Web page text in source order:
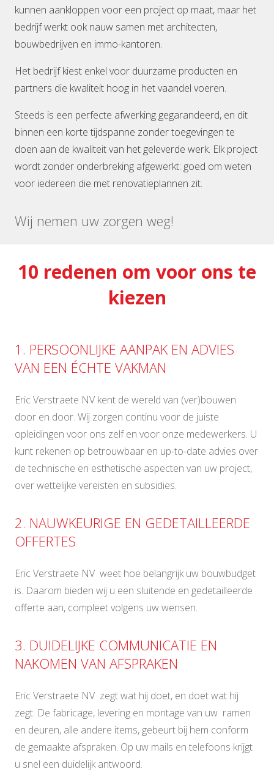
kunnen aankloppen voor een project op maat, maar het
bedrijf werkt ook nauw samen met architecten,
bouwbedrijven en immo-kantoren.
Het bedrijf kiest enkel voor duurzame producten en
partners die kwaliteit hoog in het vaandel voeren.
Steeds is een perfecte afwerking gegarandeerd, en dit
binnen een korte tijdspanne zonder toegevingen te
doen aan de kwaliteit van het geleverde werk. Elk project
wordt zonder onderbreking afgewerkt: goed om weten
voor iedereen die met renovatieplannen zit.
Wij nemen uw zorgen weg!
10 redenen om voor ons te
kiezen
1. PERSOONLIJKE AANPAK EN ADVIES
VAN EEN ÉCHTE VAKMAN
Eric Verstraete NV kent de wereld van (ver)bouwen
door en door. Wij zorgen continu voor de juiste
opleidingen voor ons zelf en voor onze medewerkers. U
kunt rekenen op betrouwbaar en up-to-date advies over
de technische en esthetische aspecten van uw project,
over wettelijke vereisten en subsidies.
2. NAUWKEURIGE EN GEDETAILLEERDE
OFFERTES
Eric Verstraete NV weet hoe belangrijk uw bouwbudget
is. Daarom bieden wij u een sluitende en gedetailleerde
offerte aan, compleet volgens uw wensen.
3. DUIDELIJKE COMMUNICATIE EN
NAKOMEN VAN AFSPRAKEN
Eric Verstraete NV zegt wat hij doet, en doet wat hij
zegt. De fabricage, levering en montage van uw ramen
en deuren, alle andere items, gebeurt bij hem conform
de gemaakte afspraken. Op uw mails en telefoons krijgt
u snel een duidelijk antwoord.